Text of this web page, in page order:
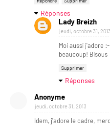
Réponses
Lady Breizh
jeudi, octobre 31, 2013
Moi aussi j'adore
beaucoup! Bisous
Supprimer
Réponses
Anonyme
jeudi, octobre 31, 2013
Idem, j'adore le cadre,